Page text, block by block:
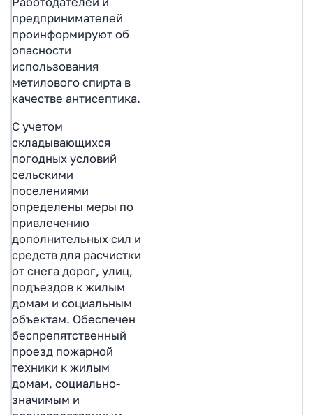
предпринимателей
проинформируют об
опасности
использования
метилового спирта в
качестве антисептика.
С учетом
складывающихся
погодных условий
сельскими
поселениями
определены меры по
привлечению
дополнительных сил и
средств для расчистки
от снега дорог, улиц,
подъездов к жилым
домам и социальным
объектам. Обеспечен
беспрепятственный
проезд пожарной
техники к жилым
домам, социально-
значимым и